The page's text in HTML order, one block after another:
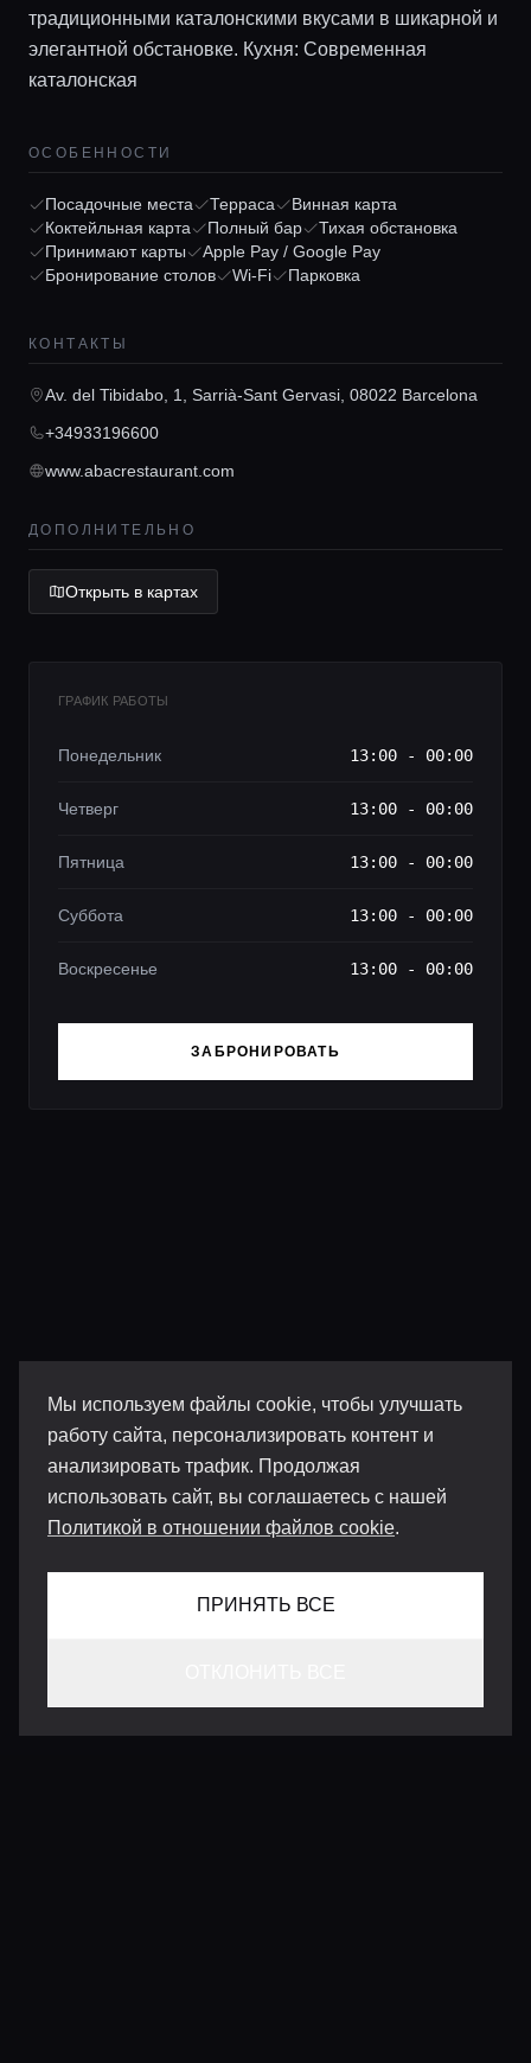
Мы используем файлы cookie, чтобы улучшать
работу сайта, персонализировать контент и
анализировать трафик. Продолжая
использовать сайт, вы соглашаетесь с нашей
Политикой в отношении файлов cookie.
ПРИНЯТЬ ВСЕ
Главная
Локации
Консьерж сервис
Lifestyle журнал
традиционными каталонскими вкусами в шикарной и
элегантной обстановке. Кухня: Современная
каталонская
ОСОБЕННОСТИ
Посадочные места Терраса
Винная карта
Коктейльная карта
Полный бар
Тихая обстановка
Принимают карты
Apple Pay / Google Pay
Бронирование столов
Wi-Fi Парковка
КОНТАКТЫ
Av. del Tibidabo, 1, Sarrià-Sant Gervasi, 08022 Barcelona
+34933196600
www.abacrestaurant.com
ДОПОЛНИТЕЛЬНО
Открыть в картах
ГРАФИК РАБОТЫ
Понедельник 13:00 - 00:00
Четверг 13:00 - 00:00
Пятница 13:00 - 00:00
Суббота 13:00 - 00:00
Воскресенье 13:00 - 00:00
ЗАБРОНИРОВАТЬ